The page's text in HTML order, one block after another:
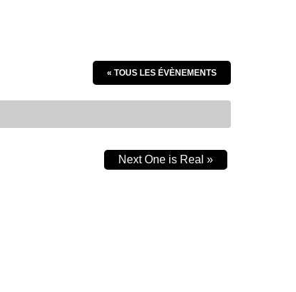
« TOUS LES ÉVÈNEMENTS
Next One is Real »